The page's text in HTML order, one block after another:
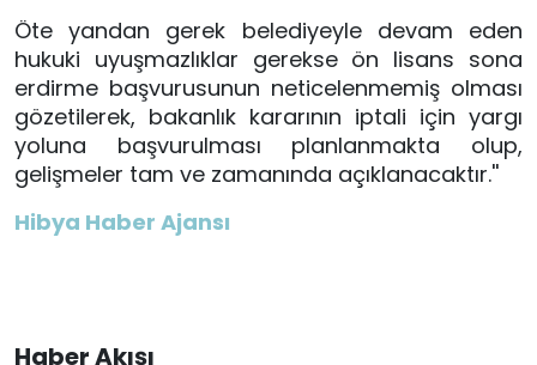
Öte yandan gerek belediyeyle devam eden
hukuki uyuşmazlıklar gerekse ön lisans sona
erdirme başvurusunun neticelenmemiş olması
gözetilerek, bakanlık kararının iptali için yargı
yoluna başvurulması planlanmakta olup,
gelişmeler tam ve zamanında açıklanacaktır.''
Hibya Haber Ajansı
Haber Akışı